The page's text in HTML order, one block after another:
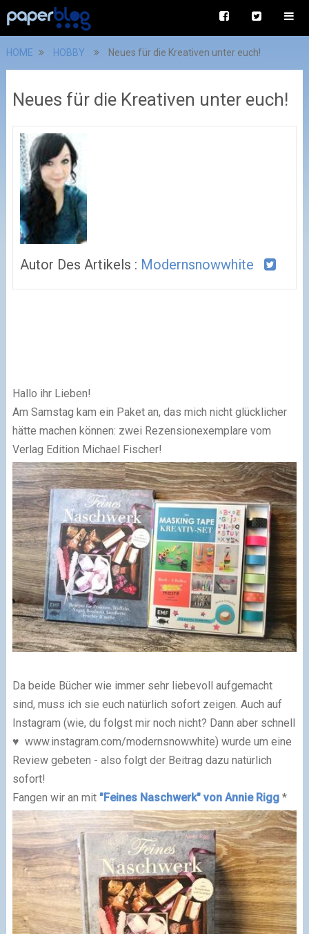
HOME HOBBY Neues für die Kreativen unter euch!
Neues für die Kreativen unter euch!
Autor Des Artikels : Modernsnowwhite
Hallo ihr Lieben!
Am Samstag kam ein Paket an, das mich nicht glücklicher
hätte machen können: zwei Rezensionexemplare vom
Verlag Edition Michael Fischer!
Da beide Bücher wie immer sehr liebevoll aufgemacht
sind, muss ich sie euch natürlich sofort zeigen. Auch auf
Instagram (wie, du folgst mir noch nicht? Dann aber schnell
♥ www.instagram.com/modernsnowwhite) wurde um eine
Review gebeten - also folgt der Beitrag dazu natürlich
sofort!
Fangen wir an mit "Feines Naschwerk" von Annie Rigg*